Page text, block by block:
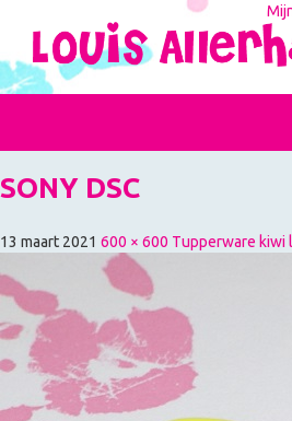
SONY DSC
13 maart 2021 600 × 600 Tupperware kiwi